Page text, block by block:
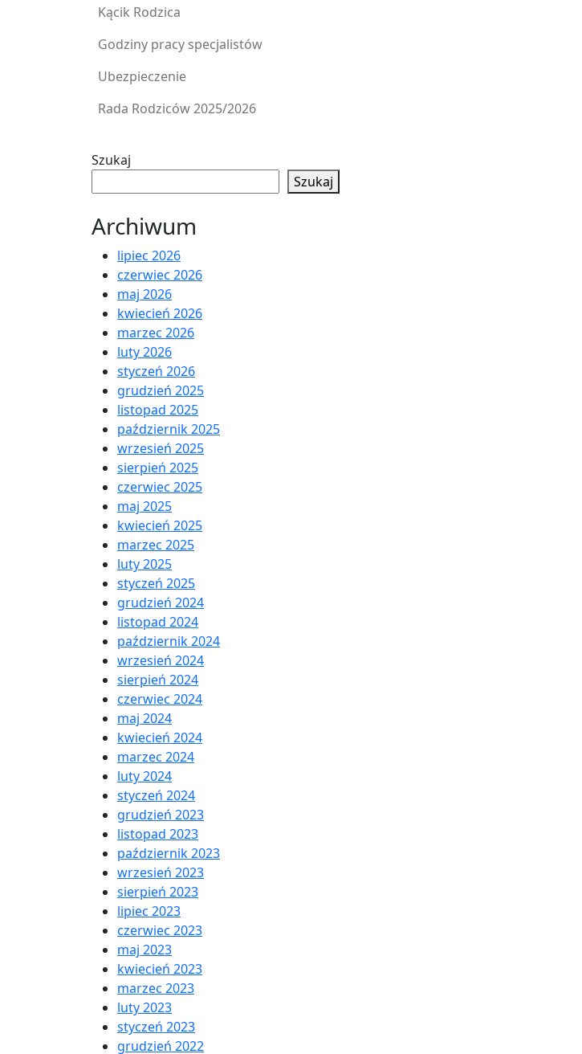
Kącik Rodzica
Godziny pracy specjalistów
Ubezpieczenie
Rada Rodziców 2025/2026
Szukaj
Szukaj
Archiwum
lipiec 2026
czerwiec 2026
maj 2026
kwiecień 2026
marzec 2026
luty 2026
styczeń 2026
grudzień 2025
listopad 2025
październik 2025
wrzesień 2025
sierpień 2025
czerwiec 2025
maj 2025
kwiecień 2025
marzec 2025
luty 2025
styczeń 2025
grudzień 2024
listopad 2024
październik 2024
wrzesień 2024
sierpień 2024
czerwiec 2024
maj 2024
kwiecień 2024
marzec 2024
luty 2024
styczeń 2024
grudzień 2023
listopad 2023
październik 2023
wrzesień 2023
sierpień 2023
lipiec 2023
czerwiec 2023
maj 2023
kwiecień 2023
marzec 2023
luty 2023
styczeń 2023
grudzień 2022